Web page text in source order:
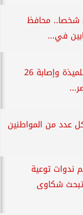
أسفر عن مصرع وإصابة 26 شخصا.. محافظ
في...
أسفر عن مصرع مشرفة وتلميذة وإصابة 26
عدد من المواطنين
ندوات توعية
شكاوى